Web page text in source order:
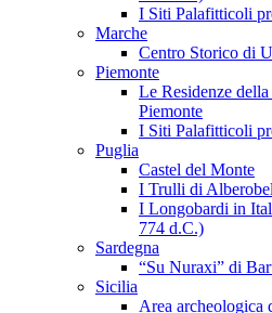
I Siti Palafitticoli
Marche
Centro Storico di
Piemonte
Le Residenze
Piemonte
I Siti Palafitticoli
Puglia
Castel del Monte
I Trulli di
I Longobardi in
774 d.C.)
Sardegna
“Su Nuraxi” di
Sicilia
Area archeologica